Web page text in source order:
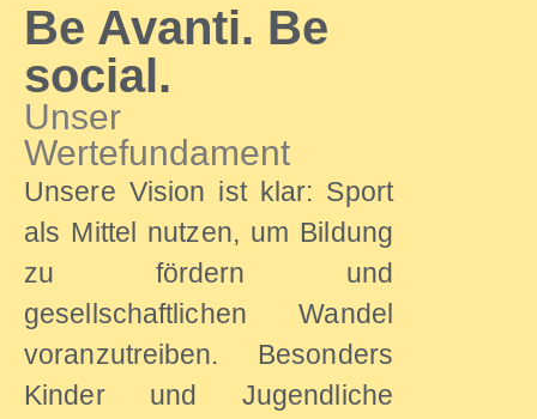
Be Avanti. Be
social.
Unser
Wertefundament
Unsere Vision ist klar: Sport
als Mittel nutzen, um Bildung
zu fördern und
gesellschaftlichen Wandel
voranzutreiben. Besonders
Kinder und Jugendliche